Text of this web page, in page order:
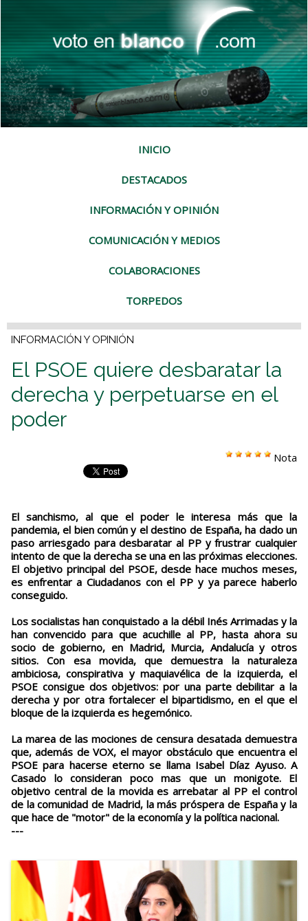
INICIO
DESTACADOS
INFORMACIÓN Y OPINIÓN
COMUNICACIÓN Y MEDIOS
COLABORACIONES
TORPEDOS
INFORMACIÓN Y OPINIÓN
El PSOE quiere desbaratar la
derecha y perpetuarse en el
poder
Nota
El sanchismo, al que el poder le interesa más que la
pandemia, el bien común y el destino de España, ha dado un
paso arriesgado para desbaratar al PP y frustrar cualquier
intento de que la derecha se una en las próximas elecciones.
El objetivo principal del PSOE, desde hace muchos meses,
es enfrentar a Ciudadanos con el PP y ya parece haberlo
conseguido.
Los socialistas han conquistado a la débil Inés Arrimadas y la
han convencido para que acuchille al PP, hasta ahora su
socio de gobierno, en Madrid, Murcia, Andalucía y otros
sitios. Con esa movida, que demuestra la naturaleza
ambiciosa, conspirativa y maquiavélica de la izquierda, el
PSOE consigue dos objetivos: por una parte debilitar a la
derecha y por otra fortalecer el bipartidismo, en el que el
bloque de la izquierda es hegemónico.
La marea de las mociones de censura desatada demuestra
que, además de VOX, el mayor obstáculo que encuentra el
PSOE para hacerse eterno se llama Isabel Díaz Ayuso. A
Casado lo consideran poco mas que un monigote. El
objetivo central de la movida es arrebatar al PP el control
de la comunidad de Madrid, la más próspera de España y la
que hace de "motor" de la economía y la política nacional.
---